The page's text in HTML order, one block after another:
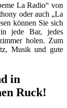
La Radio“ von
oder auch „La
können Sie sich
jede Bar, jedes
holen. Zum
Musik und gute
in
Ruck!